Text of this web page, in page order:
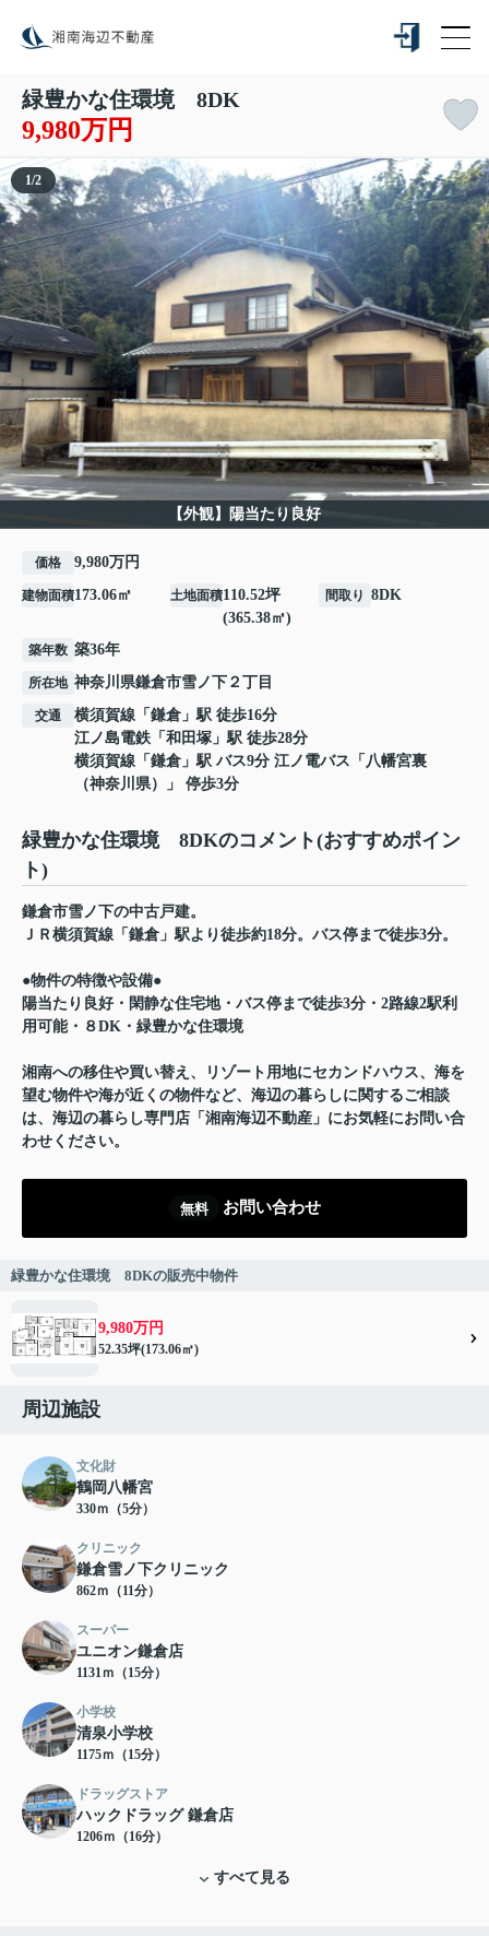
緑豊かな住環境 8DK
9,980万円
【外観】陽当たり良好
1/2
価格 9,980万円
建物面積173.06㎡ 土地面積110.52坪
(365.38㎡)
間取り 8DK
築年数 築36年
所在地 神奈川県鎌倉市雪ノ下 ２丁目
交通 横須賀線 「 鎌倉 」駅 徒歩16分
江ノ島電鉄 「 和田塚 」駅 徒歩28分
横須賀線 「 鎌倉 」駅 バス9分 江ノ電バス「八幡宮裏
（神奈川県）」 停歩3分
緑豊かな住環境 8DKのコメント(おすすめポイン
ト)
鎌倉市雪ノ下の中古戸建。
ＪＲ横須賀線「鎌倉」駅より徒歩約18分。バス停まで徒歩3分。
●物件の特徴や設備●
陽当たり良好・閑静な住宅地・バス停まで徒歩3分・2路線2駅利
用可能・８DK・緑豊かな住環境
湘南への移住や買い替え、リゾート用地にセカンドハウス、海を
望む物件や海が近くの物件など、海辺の暮らしに関するご相談
は、海辺の暮らし専門店「湘南海辺不動産」にお気軽にお問い合
わせください。
無料 お問い合わせ
緑豊かな住環境 8DKの販売中物件
9,980万円
52.35坪(173.06㎡)
周辺施設
文化財
鶴岡八幡宮
330ｍ（5分）
クリニック
鎌倉雪ノ下クリニック
862ｍ（11分）
スーパー
ユニオン鎌倉店
1131ｍ（15分）
小学校
清泉小学校
1175ｍ（15分）
ドラッグストア
ハックドラッグ 鎌倉店
1206ｍ（16分）
すべて見る